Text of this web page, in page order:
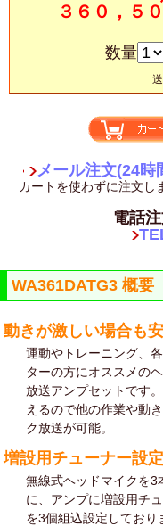
３６０，５
数量
メール注文(24時
カートを使わずに注文し
電話
WA361DATG3 概要
動きが激しい場合も
運動やトレーニング、
ターの方にオススメの
放送アンプセットです
えるので他の作業や動
ク放送が可能。
増設用チューナー設
無線式ヘッドマイクを3
に、アンプに増設用チ
を3個組込設定しており